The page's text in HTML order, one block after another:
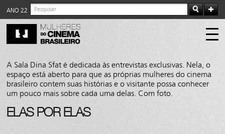
ANO 22
A Sala Dina Sfat é dedicada às entrevistas exclusivas. Nela, o
espaço está aberto para que as próprias mulheres do cinema
brasileiro contem suas histórias e o visitante possa conhecer
um pouco mais sobre cada uma delas. Com foto.
ELAS POR ELAS